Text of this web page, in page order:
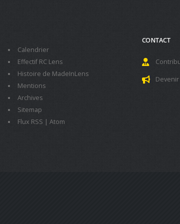
Calendrier
Effectif RC Lens
Histoire de MadeInLens
Mentions
Archives
Sitemap
Flux RSS | Atom
CONTACT